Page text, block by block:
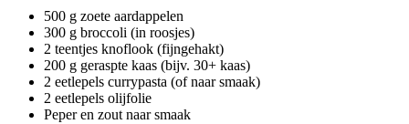
500 g zoete aardappelen
300 g broccoli (in roosjes)
2 teentjes knoflook (fijngehakt)
200 g geraspte kaas (bijv. 30+ kaas)
2 eetlepels currypasta (of naar smaak)
2 eetlepels olijfolie
Peper en zout naar smaak